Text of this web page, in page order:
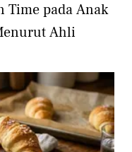
Time pada Anak
Ahli